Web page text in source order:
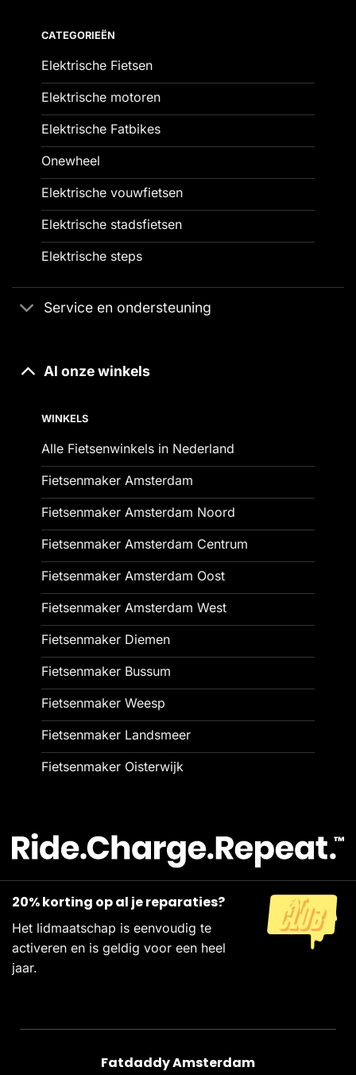
CATEGORIEËN
Elektrische Fietsen
Elektrische motoren
Elektrische Fatbikes
Onewheel
Elektrische vouwfietsen
Elektrische stadsfietsen
Elektrische steps
Service en ondersteuning
Al onze winkels
WINKELS
Alle Fietsenwinkels in Nederland
Fietsenmaker Amsterdam
Fietsenmaker Amsterdam Noord
Fietsenmaker Amsterdam Centrum
Fietsenmaker Amsterdam Oost
Fietsenmaker Amsterdam West
Fietsenmaker Diemen
Fietsenmaker Bussum
Fietsenmaker Weesp
Fietsenmaker Landsmeer
Fietsenmaker Oisterwijk
20% korting op al je reparaties?
Het lidmaatschap is eenvoudig te
activeren en is geldig voor een heel
jaar.
Fatdaddy Amsterdam